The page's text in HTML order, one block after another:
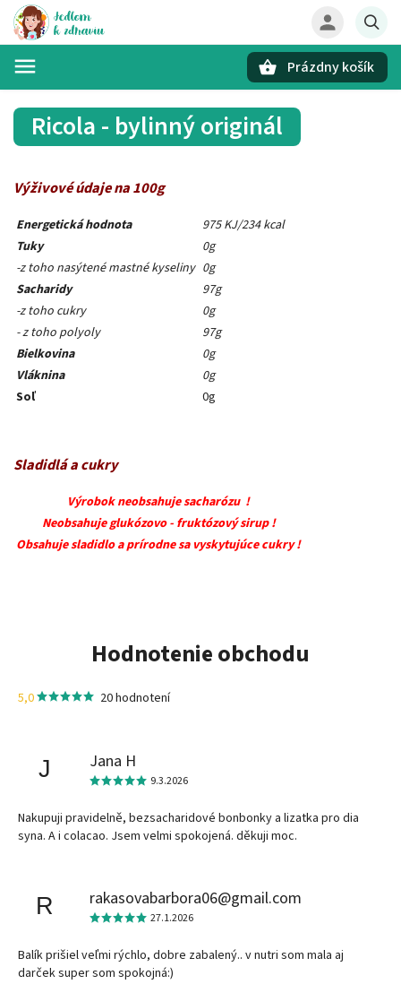
Prázdny košík
Ricola - bylinný originál
Výživové údaje na 100g
Energetická hodnota
975 KJ/234 kcal
Tuky
0g
-z toho nasýtené mastné kyseliny 0g
Sacharidy
97g
-z toho cukry
0g
- z toho polyoly
97g
Bielkovina
0g
Vláknina
0g
Soľ
0g
Sladidlá a cukry
Výrobok neobsahuje sacharózu !
Neobsahuje glukózovo - fruktózový sirup !
Obsahuje sladidlo a prírodne sa vyskytujúce cukry !
Hodnotenie obchodu
5,0 20 hodnotení
J Jana H
9.3.2026
Nakupuji pravidelně, bezsacharidové bonbonky a lizatka pro dia
syna. A i colacao. Jsem velmi spokojená. děkuji moc.
R rakasovabarbora06@gmail.com
27.1.2026
Balík prišiel veľmi rýchlo, dobre zabalený.. v nutri som mala aj
darček super som spokojná:)